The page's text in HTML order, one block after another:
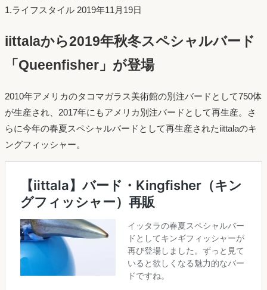
1.ライフスタイル 投
日：
2019年11月19日
iittalaから2019年秋冬スペシャルバード
「Queenfisher」が登場
2010年アメリカのタコマガラス美術館の別注バードとして750体
が生産され、2017年にもアメリカ別注バードとして再生産。さ
らに今年の春夏スペシャルバードとして再生産されたiittalaのキ
ングフィッシャー。